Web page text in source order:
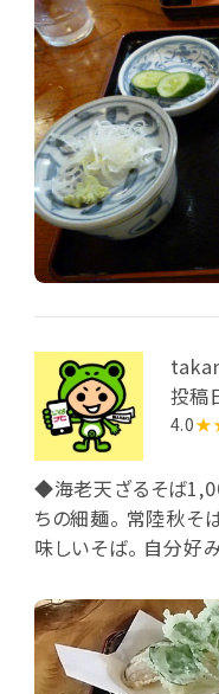
ている様子を見るこ
投稿
4.0
◆海老天ざるそば
ちの細麺。 常陸秋そ
味しいそば。 自分好
の味が引き立ちます。